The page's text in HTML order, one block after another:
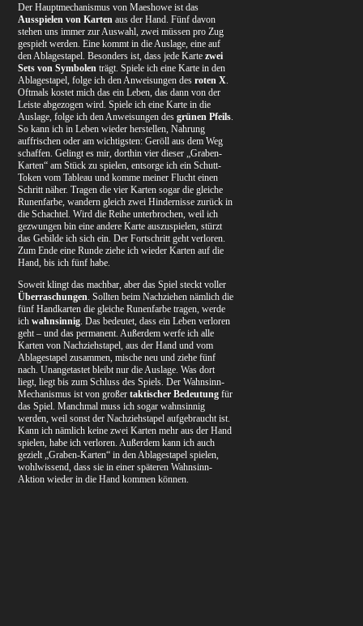
Der Hauptmechanismus von Maeshowe ist das
Ausspielen von Karten aus der Hand. Fünf davon
stehen uns immer zur Auswahl, zwei müssen pro Zug
gespielt werden. Eine kommt in die Auslage, eine auf
den Ablagestapel. Besonders ist, dass jede Kartezwei
Sets von Symbolen trägt. Spiele ich eine Karte in den
Ablagestapel, folge ich den Anweisungen desroten X.
Oftmals kostet mich das ein Leben, das dann von der
Leiste abgezogen wird. Spiele ich eine Karte in die
Auslage, folge ich den Anweisungen desgrünen Pfeils.
So kann ich in Leben wieder herstellen, Nahrung
auffrischen oder am wichtigsten: Geröll aus dem Weg
schaffen. Gelingt es mir, dorthin vier dieser „Graben-
Karten“ am Stück zu spielen, entsorge ich ein Schutt-
Token vom Tableau und komme meiner Flucht einen
Schritt näher. Tragen die vier Karten sogar die gleiche
Runenfarbe, wandern gleich zwei Hindernisse zurück in
die Schachtel. Wird die Reihe unterbrochen, weil ich
gezwungen bin eine andere Karte auszuspielen, stürzt
das Gebilde ich sich ein. Der Fortschritt geht verloren.
Zum Ende eine Runde ziehe ich wieder Karten auf die
Hand, bis ich fünf habe.
Soweit klingt das machbar, aber das Spiel steckt voller
Überraschungen. Sollten beim Nachziehen nämlich die
fünf Handkarten die gleiche Runenfarbe tragen, werde
ichwahnsinnig. Das bedeutet, dass ein Leben verloren
geht – und das permanent. Außerdem werfe ich alle
Karten von Nachziehstapel, aus der Hand und vom
Ablagestapel zusammen, mische neu und ziehe fünf
nach. Unangetastet bleibt nur die Auslage. Was dort
liegt, liegt bis zum Schluss des Spiels. Der Wahnsinn-
Mechanismus ist von großertaktischer Bedeutung für
das Spiel. Manchmal muss ich sogar wahnsinnig
werden, weil sonst der Nachziehstapel aufgebraucht ist.
Kann ich nämlich keine zwei Karten mehr aus der Hand
spielen, habe ich verloren. Außerdem kann ich auch
gezielt „Graben-Karten“ in den Ablagestapel spielen,
wohlwissend, dass sie in einer späteren Wahnsinn-
Aktion wieder in die Hand kommen können.